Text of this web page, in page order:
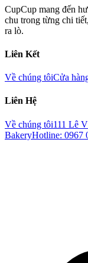
CupCup mang đến
chu trong từng chi
ra lò.
Liên Kết
Về chúng tôiCửa
Liên Hệ
Về chúng tôi111 Lê
BakeryHotline: 0967